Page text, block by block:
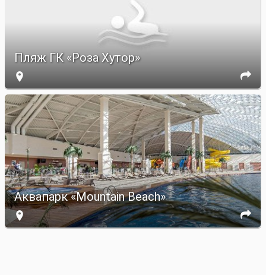
Пляж ГК «Роза Хутор»
 
Аквапарк «Mountain Beach»
 